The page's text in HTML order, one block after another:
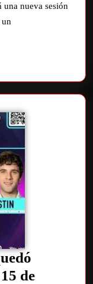
una nueva sesión
un
de